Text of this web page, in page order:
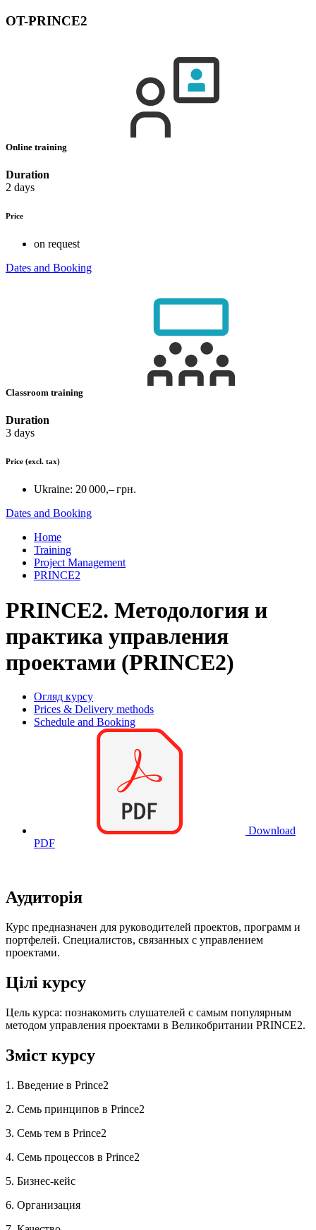
OT-PRINCE2
Online training
Duration
2 days
Price
on request
Dates and Booking
Classroom training
Duration
3 days
Price (excl. tax)
Ukraine: 20 000,– грн.
Dates and Booking
Home
Training
Project Management
PRINCE2
PRINCE2. Методология и
практика управления
проектами (PRINCE2)
Огляд курсу
Prices & Delivery methods
Schedule and Booking
Download
PDF
Аудиторія
Курс предназначен для руководителей проектов, программ и
портфелей. Специалистов, связанных с управлением
проектами.
Цілі курсу
Цель курса: познакомить слушателей с самым популярным
методом управления проектами в Великобритании PRINCE2.
Зміст курсу
1. Введение в Prince2
2. Семь принципов в Prince2
3. Семь тем в Prince2
4. Семь процессов в Prince2
5. Бизнес-кейс
6. Организация